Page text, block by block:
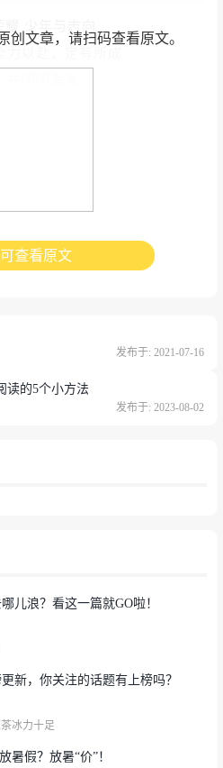
在闪闪发光
的官网，看到了第七届“创
，并顺利通过初赛。收到
离决赛开始只有九天的时
创文章，请扫码查看原文。
查看原文
发布于: 2021-07-16
读的5个小方法
发布于: 2023-08-02
儿浪？看这一篇就GO啦！
新，你关注的话题有上榜吗？
冰力十足
暑假？放暑“价”！